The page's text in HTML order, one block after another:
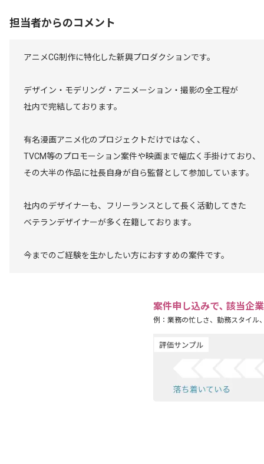
担当者からのコメント
アニメCG制作に特化した新興プロダクションです。
デザイン・モデリング・アニメーション・撮影の全工程が
社内で完結しております。
有名漫画アニメ化のプロジェクトだけではなく、
TVCM等のプロモーション案件や映画まで幅広く手掛けており、
その大半の作品に社長自身が自ら監督として参加しています。
社内のデザイナーも、フリーランスとして長く活動してきた
ベテランデザイナーが多く在籍しております。
今までのご経験を生かしたい方におすすめの案件です。
案件申し込みで､ 該当企
例：業務の忙しさ、勤務スタイル